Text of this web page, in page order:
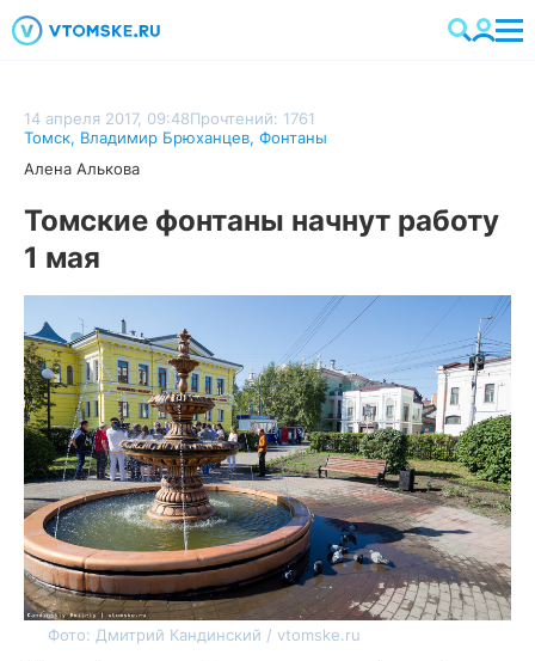
14 апреля 2017, 09:48Прочтений: 1761
Томск, Владимир Брюханцев, Фонтаны
Алена Алькова
Томские фонтаны начнут работу
1 мая
Фото: Дмитрий Кандинский / vtomske.ru